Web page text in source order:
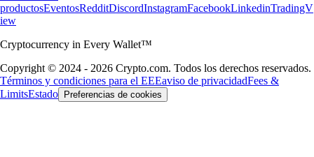
productosEventosRedditDiscordInstagramFacebookLinkedinTradingV
iew
Cryptocurrency in Every Wallet™
Copyright © 2024 - 2026 Crypto.com. Todos los derechos reservados.
Términos y condiciones para el EEEaviso de privacidadFees &
LimitsEstado Preferencias de cookies